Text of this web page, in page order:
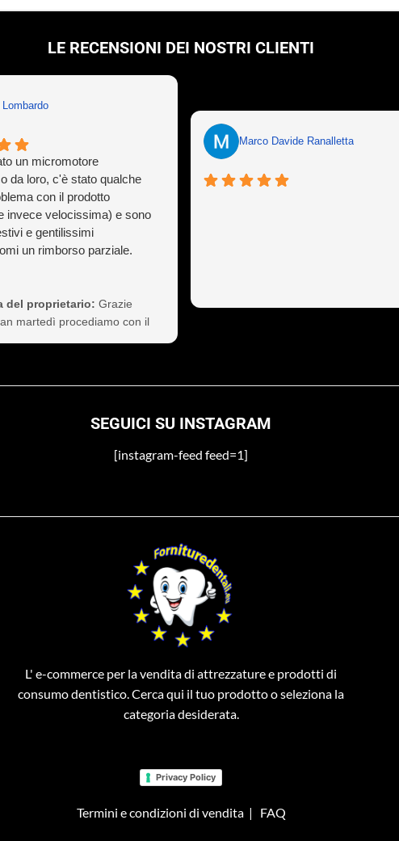
pagina
LE RECENSIONI DEI NOSTRI CLIENTI
un micromotore
da loro, c'è stato qualche
con il prodotto
invece velocissima) e sono
e gentilissimi
un rimborso parziale.
capitare a tutti ma gestirlo
non è cosa da poco,
così il cliente a vita).
consigliati
del proprietario: Grazie
martedì procediamo con il
Marco Davide Ranalletta
SEGUICI SU INSTAGRAM
[instagram-feed feed=1]
L' e-commerce per la vendita di attrezzature e prodotti di
consumo dentistico. Cerca qui il tuo prodotto o seleziona la
categoria desiderata.
Privacy Policy
Termini e condizioni di vendita| FAQ